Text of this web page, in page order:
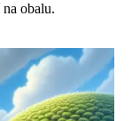
obalu.